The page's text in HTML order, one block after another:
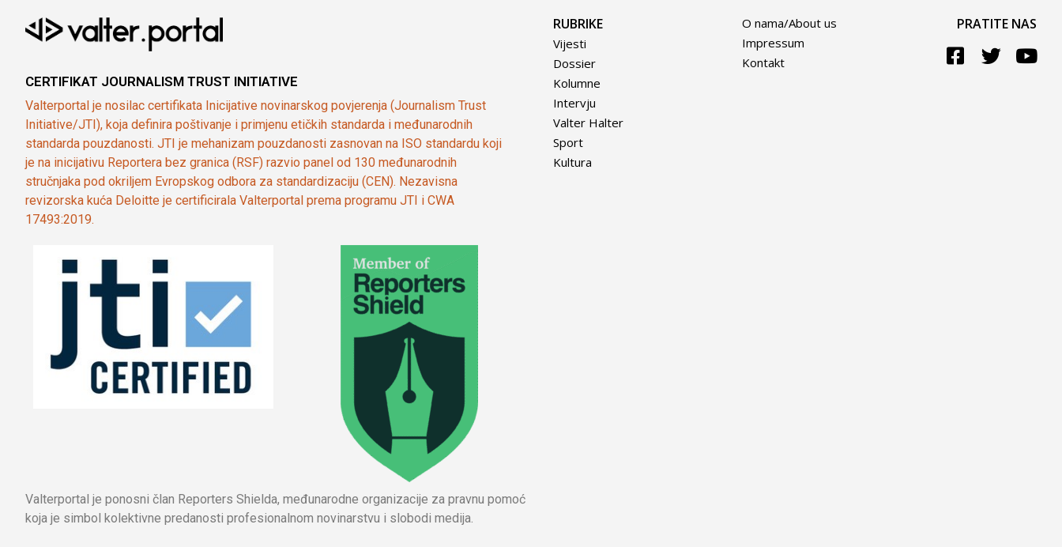
CERTIFIKAT JOURNALISM TRUST INITIATIVE
Valterportal je nosilac certifikata Inicijative novinarskog povjerenja (Journalism Trust
Initiative/JTI), koja definira poštivanje i primjenu etičkih standarda i međunarodnih
standarda pouzdanosti. JTI je mehanizam pouzdanosti zasnovan na ISO standardu koji
je na inicijativu Reportera bez granica (RSF) razvio panel od 130 međunarodnih
stručnjaka pod okriljem Evropskog odbora za standardizaciju (CEN). Nezavisna
revizorska kuća Deloitte je certificirala Valterportal prema programu JTI i CWA
17493:2019.
Valterportal je ponosni član Reporters Shielda, međunarodne organizacije za pravnu pomoć
koja je simbol kolektivne predanosti profesionalnom novinarstvu i slobodi medija.
RUBRIKE
Vijesti
Dossier
Kolumne
Intervju
Valter Halter
Sport
Kultura
O nama/About us
Impressum
Kontakt
PRATITE NAS